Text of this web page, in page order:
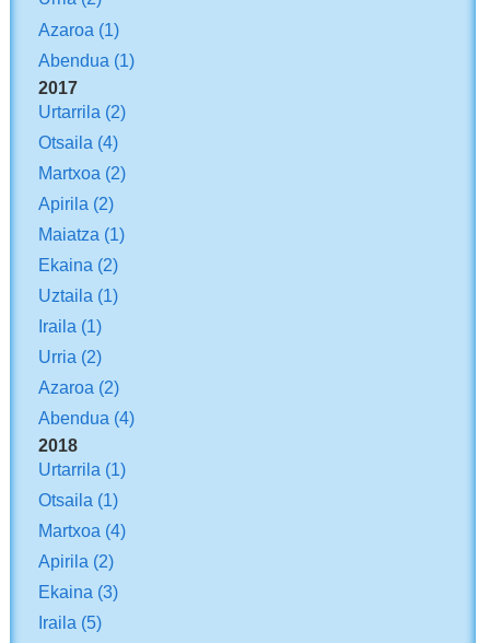
Azaroa (1)
Abendua (1)
2017
Urtarrila (2)
Otsaila (4)
Martxoa (2)
Apirila (2)
Maiatza (1)
Ekaina (2)
Uztaila (1)
Iraila (1)
Urria (2)
Azaroa (2)
Abendua (4)
2018
Urtarrila (1)
Otsaila (1)
Martxoa (4)
Apirila (2)
Ekaina (3)
Iraila (5)